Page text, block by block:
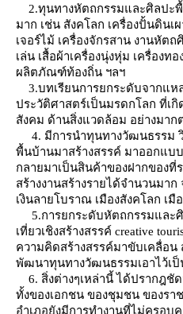
2.ทุนทางหัตถกรรมและศิลปะ
มาก เช่น สังคโลก เครื่องปั้นดินเ
เจอร์ไม้ เครื่องจักรสาน งานหัต
เล่น เสื้อผ้าเครื่องนุ่งหุ่ม เครื่องท
ผลิตภัณฑ์ท้องถิ่น ฯลฯ
3.บทเรียนการยกระดับจากแห
ประวัติศาสตร์เป็นมรดกโลก ที่เ
สังคม ด้านสิ่งแวดล้อม อย่างมา
4. มีการนำทุนทางวัฒนธรรม
พื้นบ้านมาสร้างสรรค์ มาออกแ
กลายมาเป็นสินค้าของฝากของ
สร้างงานสร้างรายได้จำนวนมา
เงินลายโบราณ เมืองสังคโลก เมื
5.การยกระดับหัตถกรรมและ
เที่ยวเชิงสร้างสรรค์ creative
ความคิดสร้างสรรค์มาขับเคลื่อน
พัฒนาทุนทางวัฒนธรรมเอาไว้เป็
6. สิ่งต่างๆเหล่านี้ ได้ปรากฎชั
ทั้งของเอกชน ของชุมชน ของรา
อำเภอยังมีการทำงานที่ไม่ครอบ